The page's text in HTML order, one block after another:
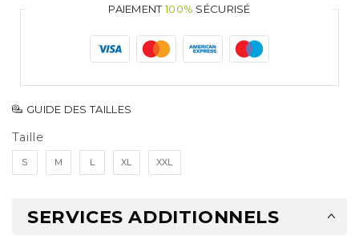
PAIEMENT100% SÉCURISÉ
GUIDE DES TAILLES
Taille
S M L XL XXL
SERVICES ADDITIONNELS